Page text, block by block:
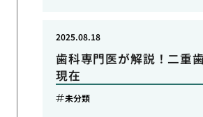
歯科専門医が解説！二重
現在
2025.08.18
未分類